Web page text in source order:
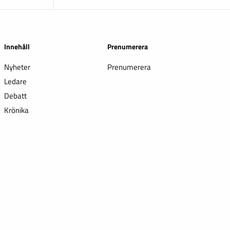
Innehåll
Nyheter
Ledare
Debatt
Krönika
Prenumerera
Prenumerera